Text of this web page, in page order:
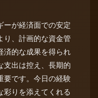
ーが経済面での安定
り、計画的な資金管
済的な成果を得られ
支出は控え、長期的
要です。今日の経験
彩りを添えてくれる